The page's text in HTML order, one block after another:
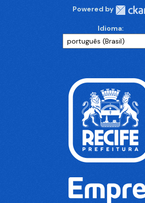
Powered by
Idioma